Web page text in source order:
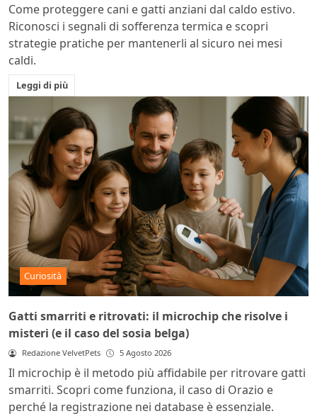
Come proteggere cani e gatti anziani dal caldo estivo.
Riconosci i segnali di sofferenza termica e scopri
strategie pratiche per mantenerli al sicuro nei mesi
caldi.
Leggi di più
Curiosità
Gatti smarriti e ritrovati: il microchip che risolve i
misteri (e il caso del sosia belga)
Redazione VelvetPets 5 Agosto 2026
Il microchip è il metodo più affidabile per ritrovare gatti
smarriti. Scopri come funziona, il caso di Orazio e
perché la registrazione nei database è essenziale.